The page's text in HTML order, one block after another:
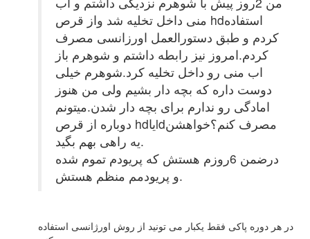
منی داخل تخلیه شد واز قرص hdاستفاده
کردم و طبق دستورالعمل اورزانسی مصرف
کردم.امروز نیز رابطه داشتم و شوهرم باز
اب منی رو داخل تخلیه کرد.شوهرم خیلی
دوست داره که بچه دار بشیم ولی من هنوز
امادگی رو ندارم برای بچه دار شدن.میتونم
دوباره از قرص hdیاldمصرف کنم؟خواهشن
یه راهی بهم بگید.
درضمن 6روزم هستش که پریودم تموم شده
و پریودمم منظم هستش.
در هر دوره پاکی فقط یکبار می تونید از روش اورژانسی استفاده